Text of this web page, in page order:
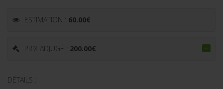
ESTIMATION : 60.00€
PRIX ADJUGÉ : 200.00€
DÉTAILS :